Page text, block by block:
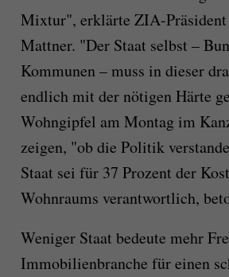
Mixtur", erklärte ZIA-Präsident
Mattner. "Der Staat selbst –
Kommunen – muss in dieser
endlich mit der nötigen Härte
Wohngipfel am Montag im
zeigen, "ob die Politik
Staat sei für 37 Prozent der
Wohnraums verantwortlich,
Weniger Staat bedeute mehr
Immobilienbranche für einen